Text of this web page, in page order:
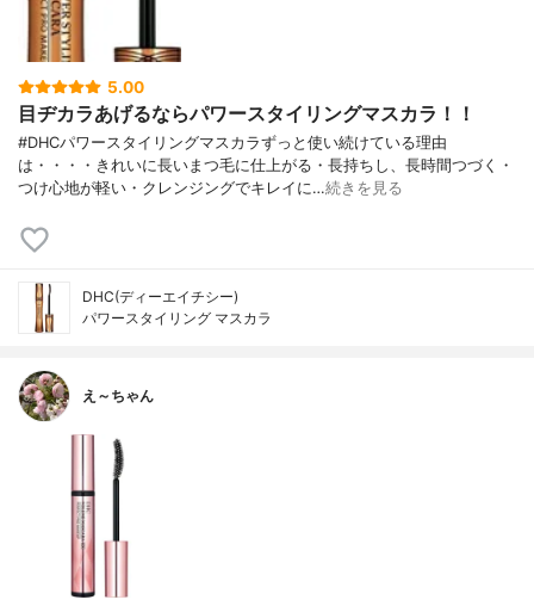
5.00
目ヂカラあげるならパワースタイリングマスカラ！！
#DHCパワースタイリングマスカラずっと使い続けている理由
は・・・・きれいに長いまつ毛に仕上がる・長持ちし、長時間つづく・
つけ心地が軽い・クレンジングでキレイに…続きを見る
DHC(ディーエイチシー)
パワースタイリング マスカラ
え～ちゃん